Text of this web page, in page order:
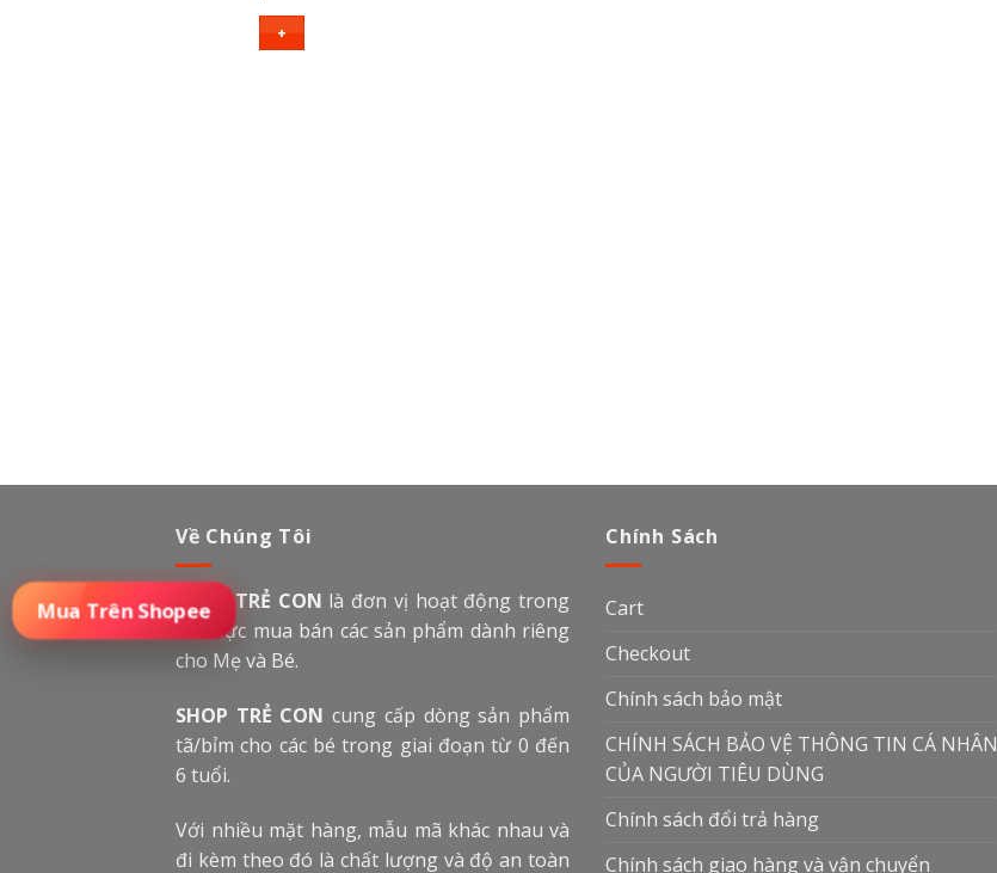
+
Về Chúng Tôi
SHOP TRẺ CON là đơn vị hoạt động trong
lĩnh vực mua bán các sản phẩm dành riêng
cho Mẹ và Bé.
SHOP TRẺ CON cung cấp dòng sản phẩm
tã/bỉm cho các bé trong giai đoạn từ 0 đến
6 tuổi.
Với nhiều mặt hàng, mẫu mã khác nhau và
đi kèm theo đó là chất lượng và độ an toàn
Chính Sách
Cart
Checkout
Chính sách bảo mật
CHÍNH SÁCH BẢO VỆ THÔNG TIN CÁ NHÂN
CỦA NGƯỜI TIÊU DÙNG
Chính sách đổi trả hàng
Chính sách giao hàng và vận chuyển